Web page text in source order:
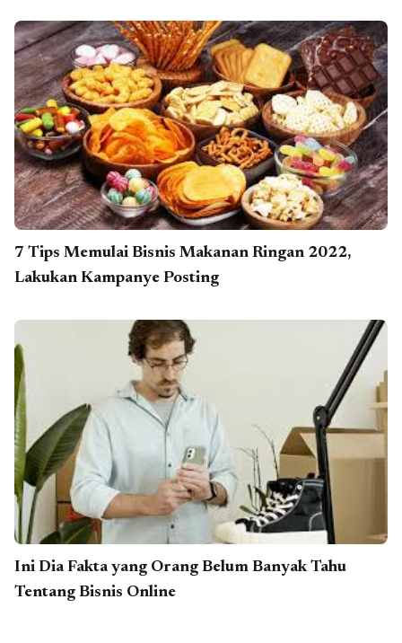
7 Tips Memulai Bisnis Makanan Ringan 2022,
Lakukan Kampanye Posting
Ini Dia Fakta yang Orang Belum Banyak Tahu
Tentang Bisnis Online